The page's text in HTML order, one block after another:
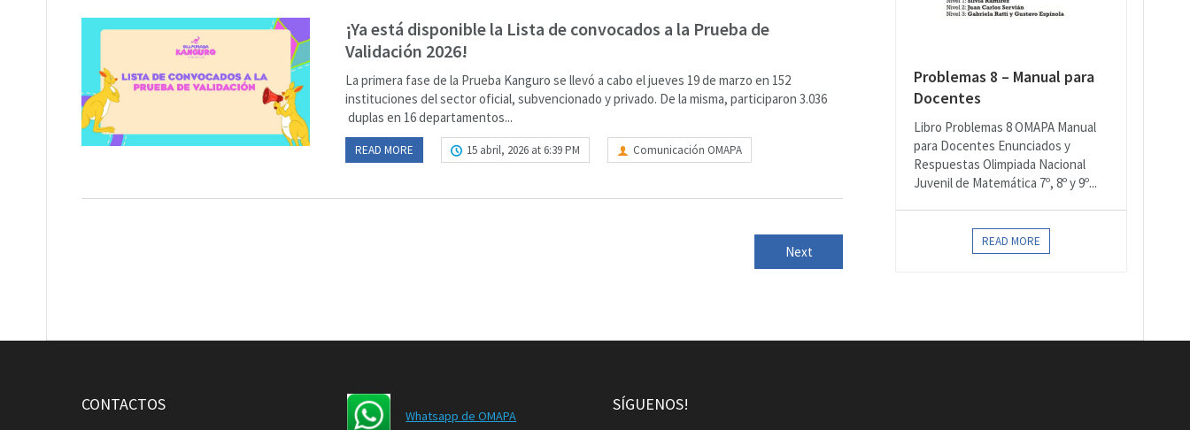
¡Ya está disponible la Lista de convocados a la Prueba de
Validación 2026!
La primera fase de la Prueba Kanguro se llevó a cabo el jueves 19 de marzo en 152
instituciones del sector oficial, subvencionado y privado. De la misma, participaron 3.036
duplas en 16 departamentos...
READ MORE 15 abril, 2026 at 6:39 PM Comunicación OMAPA
Next
Problemas 8 – Manual para
Docentes
Libro Problemas 8 OMAPA Manual
para Docentes Enunciados y
Respuestas Olimpiada Nacional
Juvenil de Matemática 7º, 8º y 9º...
READ MORE
CONTACTOS
Whatsapp de OMAPA
SÍGUENOS!